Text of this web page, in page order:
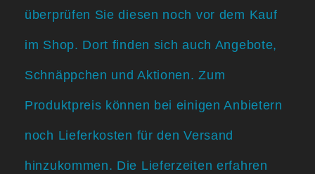
überprüfen Sie diesen noch vor dem Kauf
im Shop. Dort finden sich auch Angebote,
Schnäppchen und Aktionen. Zum
Produktpreis können bei einigen Anbietern
noch Lieferkosten für den Versand
hinzukommen. Die Lieferzeiten erfahren